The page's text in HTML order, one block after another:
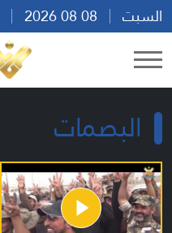
السبت
16:17
البصمات